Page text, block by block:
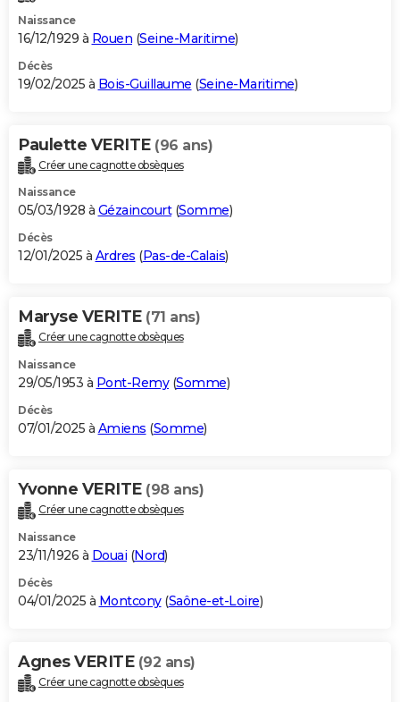
Naissance
16/12/1929 à Rouen (Seine-Maritime)
Décès
19/02/2025 à Bois-Guillaume (Seine-Maritime)
Paulette VERITE (96 ans)
Créer une cagnotte obsèques
Naissance
05/03/1928 à Gézaincourt(Somme)
Décès
12/01/2025 à Ardres (Pas-de-Calais)
Maryse VERITE (71 ans)
Créer une cagnotte obsèques
Naissance
29/05/1953 à Pont-Remy(Somme)
Décès
07/01/2025 à Amiens (Somme)
Yvonne VERITE (98 ans)
Créer une cagnotte obsèques
Naissance
23/11/1926 à Douai (Nord)
Décès
04/01/2025 à Montcony(Saône-et-Loire)
Agnes VERITE (92 ans)
Créer une cagnotte obsèques